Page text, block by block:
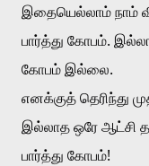
இதையெல்லாம் நாம்
பார்த்து கோபம்.
கோபம் இல்லை.
எனக்குத் தெரிந்து
இல்லாத ஒரே ஆட்சி
பார்த்து கோபம்!